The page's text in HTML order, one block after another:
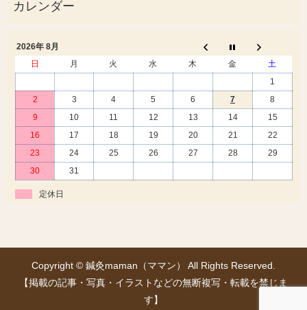
2026年 8月
日
月 火 水 木 金
土
1
2
3 4 5 6 7
8
9
10 11 12 13 14
15
16
17 18 19 20 21
22
23
24 25 26 27 28
29
30
31
定休日
Copyright © 鍼灸maman（ママン） All Rights Reserved.
【掲載の記事・写真・イラストなどの無断複写・転載を禁じま
す】